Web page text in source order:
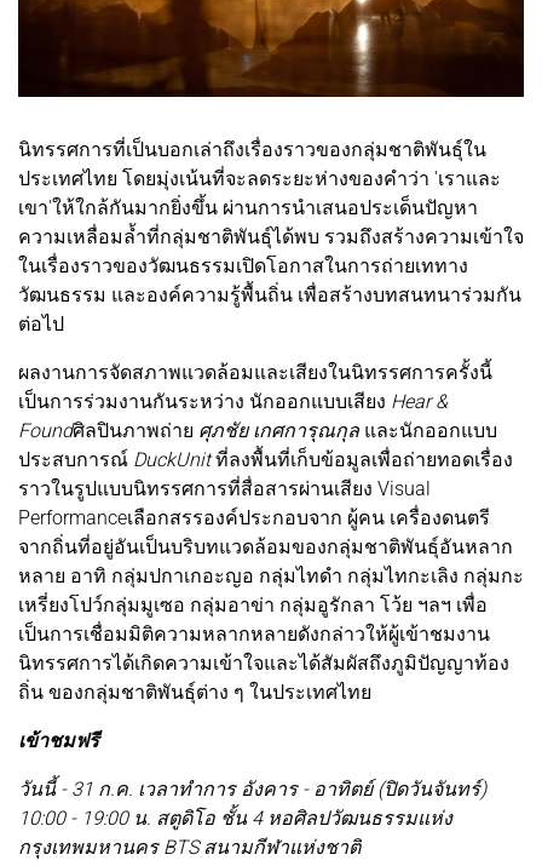
นิทรรศการที่เป็นบอกเล่าถึงเรื่องราวของกลุ่มชาติพันธุ์ใน
ประเทศไทย โดยมุ่งเน้นที่จะลดระยะห่างของคำว่า 'เราและ
เขา'ให้ใกล้กันมากยิ่งขึ้น ผ่านการนำเสนอประเด็นปัญหา
ความเหลื่อมล้ำที่กลุ่มชาติพันธุ์ได้พบ รวมถึงสร้างความเข้าใจ
ในเรื่องราวของวัฒนธรรมเปิดโอกาสในการถ่ายเททาง
วัฒนธรรม และองค์ความรู้พื้นถิ่น เพื่อสร้างบทสนทนาร่วมกัน
ต่อไป
ผลงานการจัดสภาพแวดล้อมและเสียงในนิทรรศการครั้งนี้
เป็นการร่วมงานกันระหว่าง นักออกแบบเสียง Hear &
Foundศิลปินภาพถ่าย ศุภชัย เกศการุณกุล และนักออกแบบ
ประสบการณ์ DuckUnitที่ลงพื้นที่เก็บข้อมูลเพื่อถ่ายทอดเรื่อง
ราวในรูปแบบนิทรรศการที่สื่อสารผ่านเสียง Visual
Performanceเลือกสรรองค์ประกอบจาก ผู้คน เครื่องดนตรี
จากถิ่นที่อยู่อันเป็นบริบทแวดล้อมของกลุ่มชาติพันธุ์อันหลาก
หลาย อาทิ กลุ่มปกาเกอะญอ กลุ่มไทดำ กลุ่มไทกะเลิง กลุ่มกะ
เหรี่ยงโปว์กลุ่มมูเซอ กลุ่มอาข่า กลุ่มอูรักลา โว้ย ฯลฯ เพื่อ
เป็นการเชื่อมมิติความหลากหลายดังกล่าวให้ผู้เข้าชมงาน
นิทรรศการได้เกิดความเข้าใจและได้สัมผัสถึงภูมิปัญญาท้อง
ถิ่น ของกลุ่มชาติพันธุ์ต่าง ๆ ในประเทศไทย
เข้าชมฟรี
วันนี้ - 31 ก.ค. เวลาทำการ อังคาร - อาทิตย์ (ปิดวันจันทร์)
10:00 - 19:00 น. สตูดิโอ ชั้น 4 หอศิลปวัฒนธรรมแห่ง
กรุงเทพมหานคร BTS สนามกีฬาแห่งชาติ